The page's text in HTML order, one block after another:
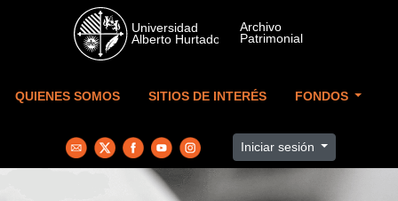
Skip to main content
QUIENES SOMOS SITIOS DE INTERÉS FONDOS
Iniciar sesión